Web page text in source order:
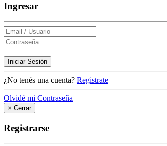
Ingresar
Iniciar Sesión
¿No tenés una cuenta? Registrate
Olvidé mi Contraseña
× Cerrar
Registrarse